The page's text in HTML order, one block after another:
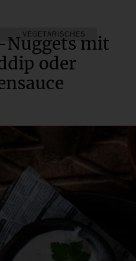
VEGETARISCHESmit
oder